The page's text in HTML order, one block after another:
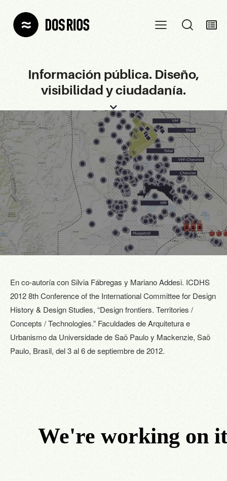
Información pública. Diseño,
visibilidad y ciudadanía.
En co-autoría con Silvia Fábregas y Mariano Addesi. ICDHS
2012 8th Conference of the International Committee for Design
History & Design Studies, “Design frontiers. Territories /
Concepts / Technologies.” Faculdades de Arquitetura e
Urbanismo da Universidade de Saõ Paulo y Mackenzie, Saõ
Paulo, Brasil, del 3 al 6 de septiembre de 2012.